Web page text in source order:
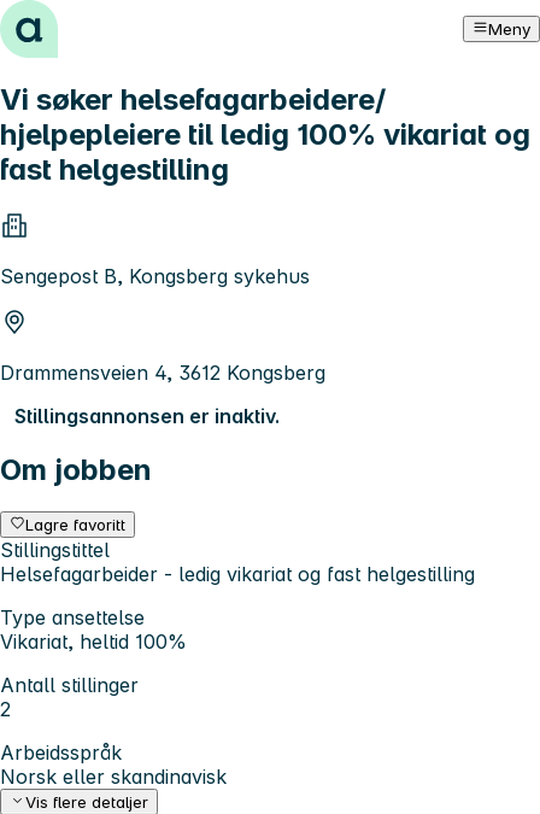
Hopp til innhold Meny
Vi søker helsefagarbeidere/
hjelpepleiere til ledig 100% vikariat og
fast helgestilling
Sengepost B, Kongsberg sykehus
Drammensveien 4, 3612 Kongsberg
Stillingsannonsen er inaktiv.
Om jobben
Lagre favoritt
Stillingstittel
Helsefagarbeider - ledig vikariat og fast helgestilling
Type ansettelse
Vikariat, heltid 100%
Antall stillinger
2
Arbeidsspråk
Norsk eller skandinavisk
Vis flere detaljer